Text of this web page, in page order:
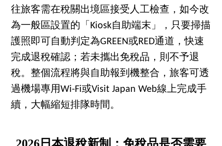
往旅客需在稅關出境區接受人工檢查，如今改
為一般區設置的「Kiosk自助端末」，只要掃描
護照即可自動判定為GREEN或RED通道，快速
完成退稅確認；若未攜出免稅品，則不予退
稅。整個流程將與自助報到機整合，旅客可透
過機場專用Wi-Fi或Visit Japan Web線上完成手
續，大幅縮短排隊時間。